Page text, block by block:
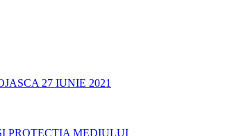
27 IUNIE 2021
PROTECTIA MEDIULUI